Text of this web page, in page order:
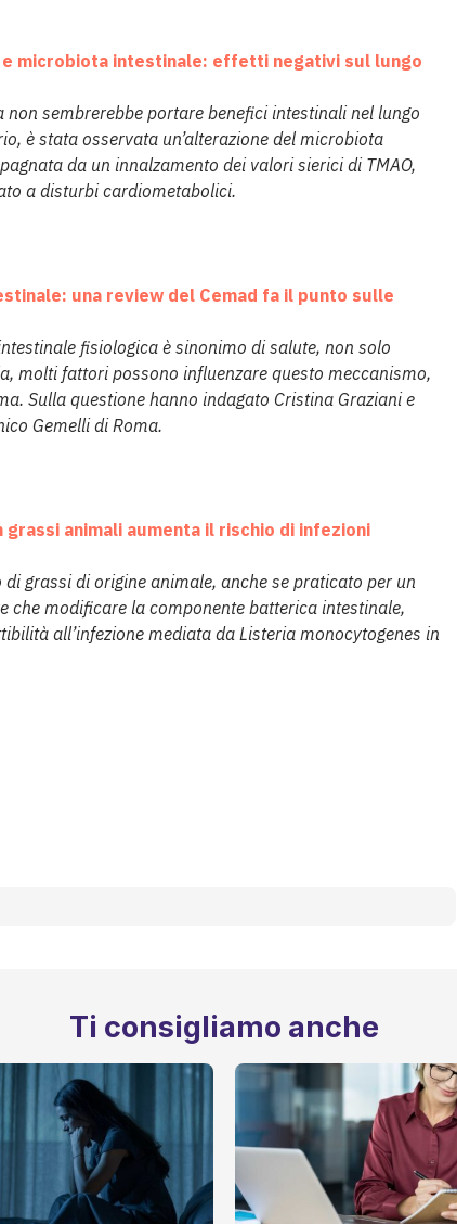
microbiota intestinale: effetti negativi sul lungo
non sembrerebbe portare benefici intestinali nel lungo
è stata osservata un’alterazione del microbiota
da un innalzamento dei valori sierici di TMAO,
a disturbi cardiometabolici.
una review del Cemad fa il punto sulle
fisiologica è sinonimo di salute, non solo
molti fattori possono influenzare questo meccanismo,
Sulla questione hanno indagato Cristina Graziani e
Gemelli di Roma.
grassi animali aumenta il rischio di infezioni
di grassi di origine animale, anche se praticato per un
che modificare la componente batterica intestinale,
all’infezione mediata da Listeria monocytogenes in
Ti consigliamo anche